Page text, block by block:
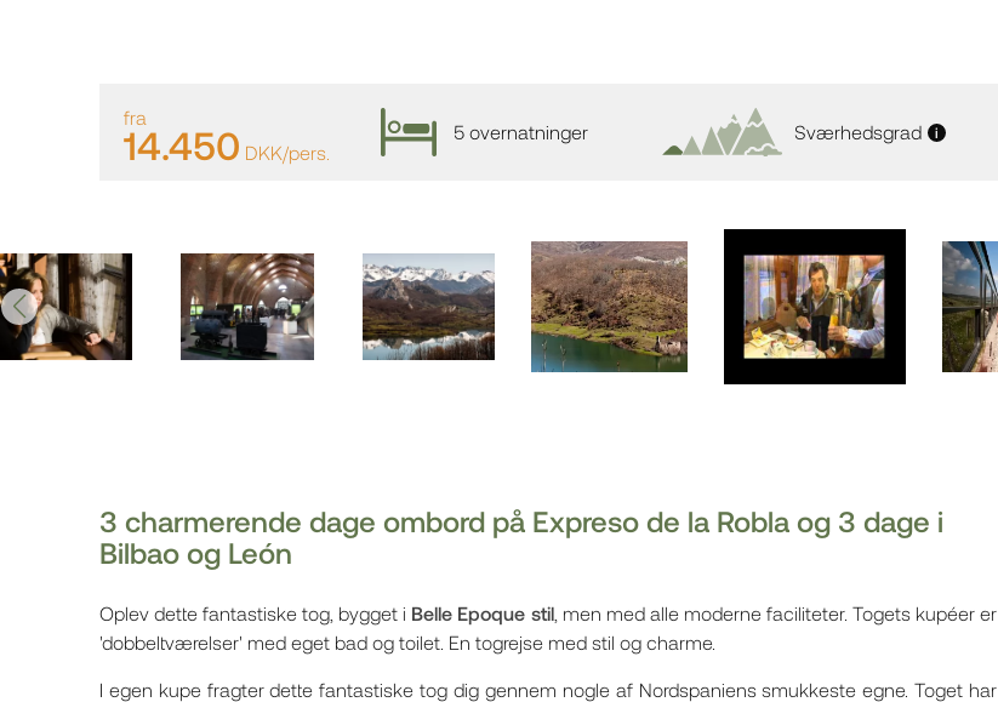
fra
14.450 DKK/pers.
5 overnatninger Sværhedsgrad i
3 charmerende dage ombord på Expreso de la Robla og 3 dage i
Bilbao og León
Oplev dette fantastiske tog, bygget i Belle Epoque stil, men med alle moderne faciliteter. Togets kupéer er
'dobbeltværelser' med eget bad og toilet. En togrejse med stil og charme.
I egen kupe fragter dette fantastiske tog dig gennem nogle af Nordspaniens smukkeste egne. Toget har